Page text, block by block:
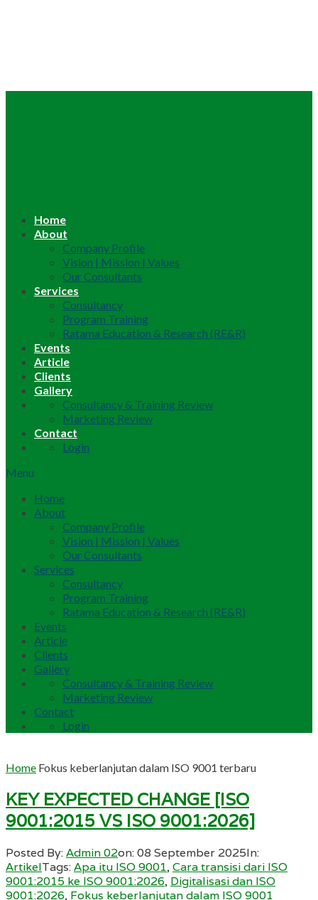
Home
About
Company Profile
Vision | Mission | Values
Our Consultants
Services
Consultancy
Program Training
Ratama Education & Research (RE&R)
Events
Article
Clients
Gallery
Consultancy & Training Review
Marketing Review
Contact
Login
Menu
Home
About
Company Profile
Vision | Mission | Values
Our Consultants
Services
Consultancy
Program Training
Ratama Education & Research (RE&R)
Events
Article
Clients
Gallery
Consultancy & Training Review
Marketing Review
Contact
Login
Home Fokus keberlanjutan dalam ISO 9001 terbaru
KEY EXPECTED CHANGE [ISO
9001:2015 VS ISO 9001:2026]
Posted By:Admin 02on:08 September 2025In:
ArtikelTags:Apa itu ISO 9001,Cara transisi dari ISO
9001:2015 ke ISO 9001:2026, Digitalisasi dan ISO
9001:2026, Fokus keberlanjutan dalam ISO 9001